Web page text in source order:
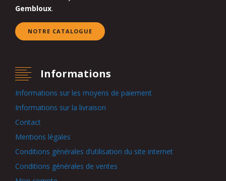
Gembloux.
NOTRE CATALOGUE
Informations
Informations sur les moyens de paiement
Informations sur la livraison
Contact
Mentions légales
Conditions générales d’utilisation du site internet
Conditions générales de ventes